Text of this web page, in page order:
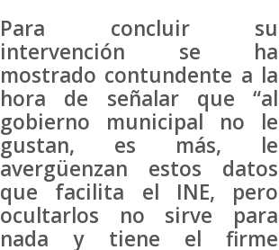
Para concluir su
intervención se ha
mostrado contundente a la
hora de señalar que “al
gobierno municipal no le
gustan, es más, le
avergüenzan estos datos
que facilita el INE, pero
ocultarlos no sirve para
nada y tiene el firme